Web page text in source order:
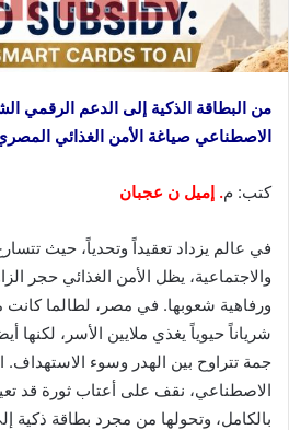
من البطاقة الذكية إلى الدعم الرقمي
الاصطناعي صياغة الأمن الغذائي
كتب: م. إميل ن عجبان
في عالم يزداد تعقيداً وتحدياً، حيث
والاجتماعية، يظل الأمن الغذائي حجر
ورفاهية شعوبها. في مصر، لطالما كانت
شرياناً حيوياً يغذي ملايين الأسر،
جمة تتراوح بين الهدر وسوء الاستهداف.
الاصطناعي، نقف على أعتاب ثورة قد
بالكامل، وتحولها من مجرد بطاقة